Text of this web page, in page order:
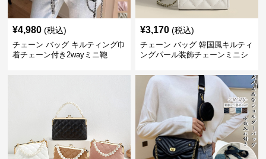
¥4,980 (税込)
チェーン バッグ キルティング巾
着チェーン付き2wayミニ鞄
¥3,170 (税込)
チェーン バッグ 韓国風キルティ
ングパール装飾チェーンミニシ